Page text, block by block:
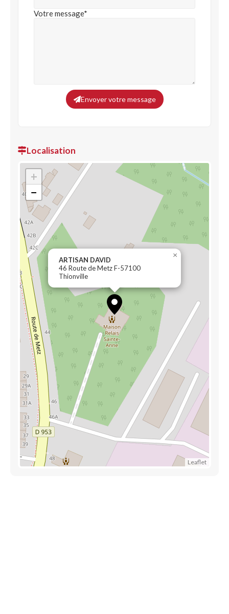
Votre message*
Envoyer votre message
Localisation
ARTISAN DAVID
46 Route de Metz F-57100
Thionville
×
+
−
Leaflet